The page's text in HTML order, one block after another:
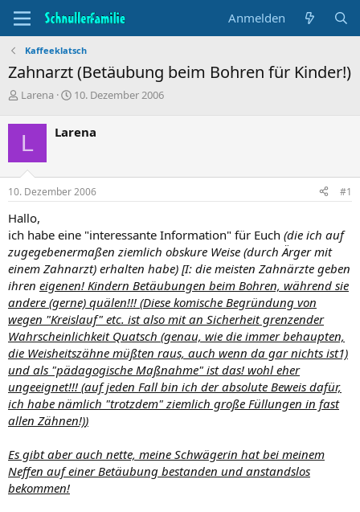
Anmelden
Kaffeeklatsch
Zahnarzt (Betäubung beim Bohren für Kinder!)
T
e
m
e
n
s
t
r
t
e
r
Larena
B
i
d
a
m
10. Dezember 2006
L Larena
10. Dezember 2006 #1
Hallo,
ich habe eine "interessante Information" für Euch (die ich auf
zugegebenermaßen ziemlich obskure Weise (durch Ärger mit
einem Zahnarzt) erhalten habe) [I: die meisten Zahnärzte geben
ihren eigenen! Kindern Betäubungen beim Bohren, während sie
andere (gerne) quälen!!! (Diese komische Begründung von
wegen "Kreislauf" etc. ist also mit an Sicherheit grenzender
Wahrscheinlichkeit Quatsch (genau, wie die immer behaupten,
die Weisheitszähne müßten raus, auch wenn da gar nichts ist1)
und als "pädagogische Maßnahme" istdas! wohl eher
ungeeignet!!! (auf jeden Fall bin ich der absolute Beweis dafür,
ich habe nämlich "trotzdem" ziemlich große Füllungen in fast
allen Zähnen!))
Es gibt aber auch nette, meine Schwägerin hat bei meinem
Neffen auf einer Betäubung bestanden und anstandslos
bekommen!